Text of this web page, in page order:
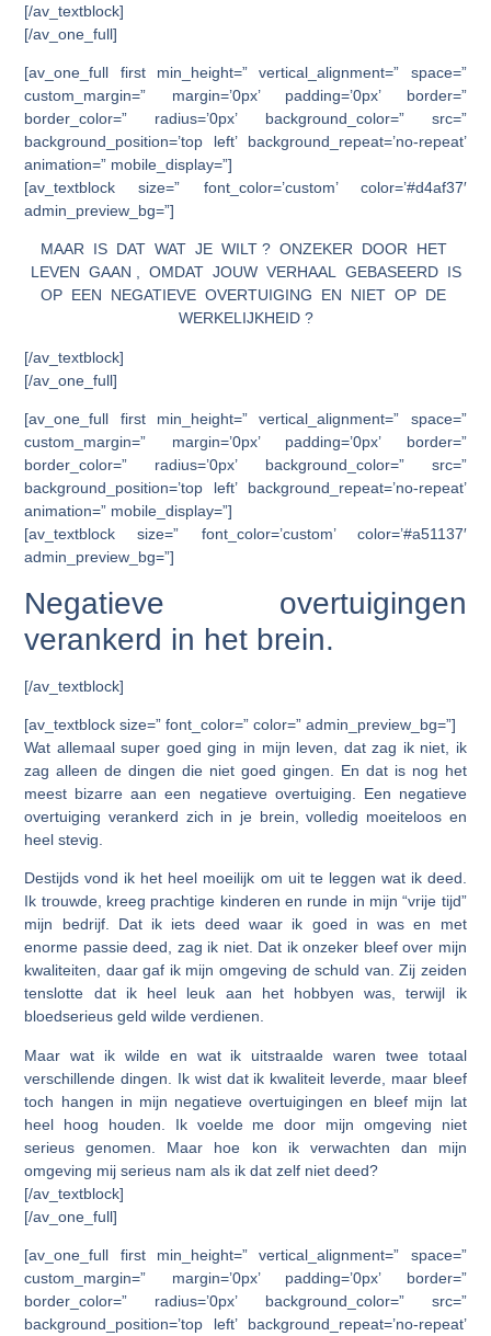
[/av_textblock]
[/av_one_full]
[av_one_full first min_height=” vertical_alignment=” space=”
custom_margin=” margin=’0px’ padding=’0px’ border=”
border_color=” radius=’0px’ background_color=” src=”
background_position=’top left’ background_repeat=’no-repeat’
animation=” mobile_display=”]
[av_textblock size=” font_color=’custom’ color=’#d4af37′
admin_preview_bg=”]
MAAR IS DAT WAT JE WILT ? ONZEKER DOOR HET
LEVEN GAAN , OMDAT JOUW VERHAAL GEBASEERD IS
OP EEN NEGATIEVE OVERTUIGING EN NIET OP DE
WERKELIJKHEID ?
[/av_textblock]
[/av_one_full]
[av_one_full first min_height=” vertical_alignment=” space=”
custom_margin=” margin=’0px’ padding=’0px’ border=”
border_color=” radius=’0px’ background_color=” src=”
background_position=’top left’ background_repeat=’no-repeat’
animation=” mobile_display=”]
[av_textblock size=” font_color=’custom’ color=’#a51137′
admin_preview_bg=”]
Negatieve overtuigingen
verankerd in het brein.
[/av_textblock]
[av_textblock size=” font_color=” color=” admin_preview_bg=”]
Wat allemaal super goed ging in mijn leven, dat zag ik niet, ik
zag alleen de dingen die niet goed gingen. En dat is nog het
meest bizarre aan een negatieve overtuiging. Een negatieve
overtuiging verankerd zich in je brein, volledig moeiteloos en
heel stevig.
Destijds vond ik het heel moeilijk om uit te leggen wat ik deed.
Ik trouwde, kreeg prachtige kinderen en runde in mijn “vrije tijd”
mijn bedrijf. Dat ik iets deed waar ik goed in was en met
enorme passie deed, zag ik niet. Dat ik onzeker bleef over mijn
kwaliteiten, daar gaf ik mijn omgeving de schuld van. Zij zeiden
tenslotte dat ik heel leuk aan het hobbyen was, terwijl ik
bloedserieus geld wilde verdienen.
Maar wat ik wilde en wat ik uitstraalde waren twee totaal
verschillende dingen. Ik wist dat ik kwaliteit leverde, maar bleef
toch hangen in mijn negatieve overtuigingen en bleef mijn lat
heel hoog houden. Ik voelde me door mijn omgeving niet
serieus genomen. Maar hoe kon ik verwachten dan mijn
omgeving mij serieus nam als ik dat zelf niet deed?
[/av_textblock]
[/av_one_full]
[av_one_full first min_height=” vertical_alignment=” space=”
custom_margin=” margin=’0px’ padding=’0px’ border=”
border_color=” radius=’0px’ background_color=” src=”
background_position=’top left’ background_repeat=’no-repeat’